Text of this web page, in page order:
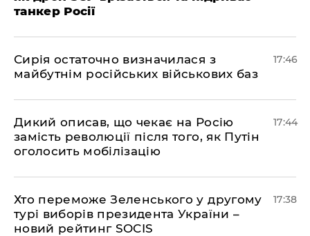
танкер Росії
Сирія остаточно визначилася з
майбутнім російських військових баз
17:46
Дикий описав, що чекає на Росію
замість революції після того, як Путін
оголосить мобілізацію
17:44
Хто переможе Зеленського у другому
турі виборів президента України –
новий рейтинг SOCIS
17:38